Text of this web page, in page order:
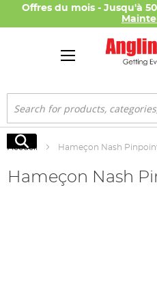
Offres du mois - Jusqu'à
Rechercher
Rechercher
Accueil Hameçon Nash
Hameçon Nash